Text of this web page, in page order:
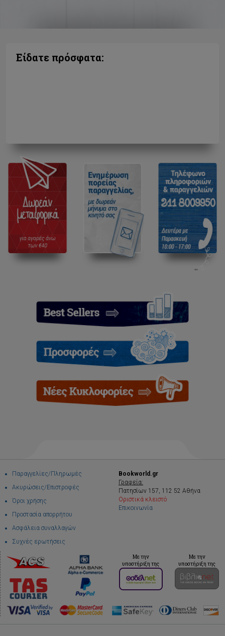
Είδατε πρόσφατα:
Παραγγελίες/Πληρωμές
Ακυρώσεις/Επιστροφές
Όροι χρήσης
Προστασία απορρήτου
Ασφάλεια συναλλαγών
Συχνές ερωτήσεις
Bookworld.gr
Γραφεία:
Πατησίων 157, 112 52 Αθήνα
Οριστικά κλειστό
Επικοινωνία
Με την
υποστήριξη της
Με την
υποστήριξη της